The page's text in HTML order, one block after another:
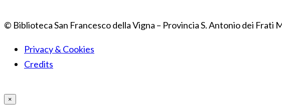
© Biblioteca San Francesco della Vigna – Provincia S. Antonio dei Frati
Privacy & Cookies
Credits
×